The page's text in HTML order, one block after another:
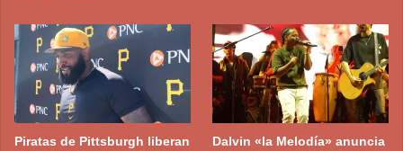
Piratas de Pittsburgh liberan
Dalvin «la Melodía» anuncia